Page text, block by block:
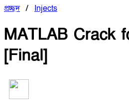
প্রচ্ছদ/ Injects
MATLAB Crack
[Final]